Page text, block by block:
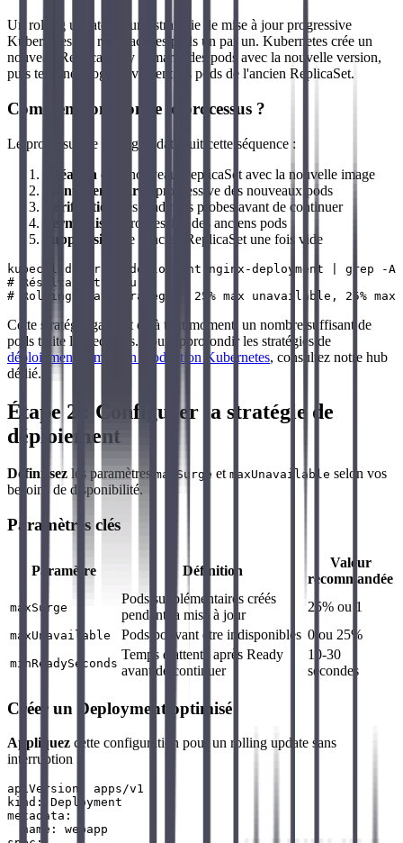
Un rolling update est une stratégie de mise à jour progressive
Kubernetes qui remplace les pods un par un. Kubernetes crée un
nouveau ReplicaSet, y démarre des pods avec la nouvelle version,
puis termine progressivement les pods de l'ancien ReplicaSet.
Comment fonctionne le processus ?
Le processus de rolling update suit cette séquence :
Création d'un nouveau ReplicaSet avec la nouvelle image
Montée en charge
progressive des nouveaux pods
Vérification
des readiness probes avant de continuer
Terminaison
progressive des anciens pods
Suppression
de l'ancien ReplicaSet une fois vide
kubectl describe deployment nginx-deployment | grep -
# Résultat attendu :
Cette stratégie garantit qu'à tout moment, un nombre suffisant de
pods traite les requêtes. Pour approfondir les stratégies de
déploiement et mise en production Kubernetes, consultez notre hub
dédié.
Étape 2 : Configurer la stratégie de
déploiement
Définissez les paramètres maxSurge et maxUnavailable selon vos
besoins de disponibilité.
Paramètres clés
Paramètre Définition
Valeur
recommandée
maxSurge
Pods supplémentaires créés
pendant la mise à jour
25% ou 1
maxUnavailable Pods pouvant être indisponibles 0 ou 25%
minReadySeconds
Temps d'attente après Ready
avant de continuer
10-30
secondes
Créer un Deployment optimisé
Appliquez cette configuration pour un rolling update sans
interruption :
apiVersion: apps/v1
kind: Deployment
metadata:
  name: webapp